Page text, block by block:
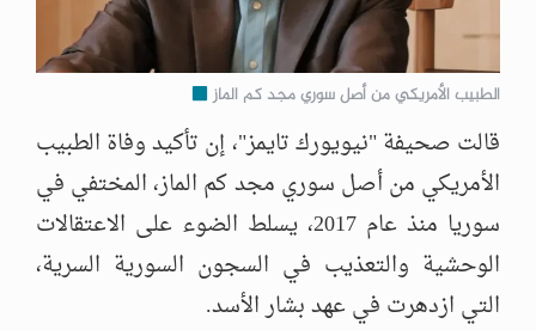
الطبيب الأمريكي من أصل سوري مجد كم الماز
قالت صحيفة "نيويورك تايمز"، إن تأكيد وفاة الطبيب
الأمريكي من أصل سوري مجد كم الماز، المختفي في
سوريا منذ عام 2017، يسلط الضوء على الاعتقالات
الوحشية والتعذيب في السجون السورية السرية،
التي ازدهرت في عهد بشار الأسد.